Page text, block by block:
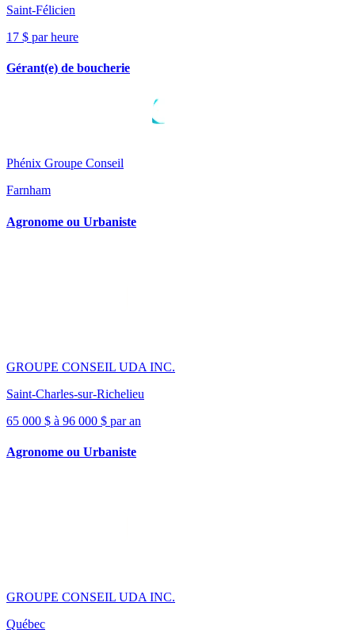
Saint-Félicien
17 $ par heure
Gérant(e) de boucherie
Phénix Groupe Conseil
Farnham
Agronome ou Urbaniste
GROUPE CONSEIL UDA INC.
Saint-Charles-sur-Richelieu
65 000 $ à 96 000 $ par an
Agronome ou Urbaniste
GROUPE CONSEIL UDA INC.
Québec